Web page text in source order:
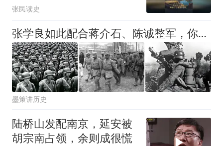
张民读史
张学良如此配合蒋介石、陈诚整军，你觉得东北军亏不亏？
墨策讲历史
陆桥山发配南京，延安被
胡宗南占领，余则成很慌